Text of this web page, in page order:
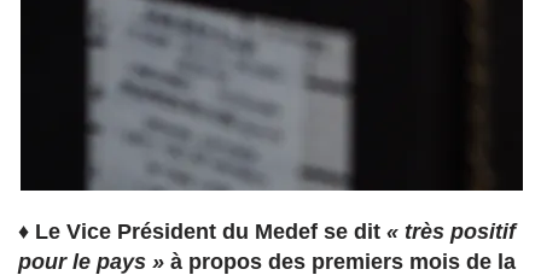
♦ Le Vice Président du Medef se dit « très positif
pour le pays » à propos des premiers mois de la